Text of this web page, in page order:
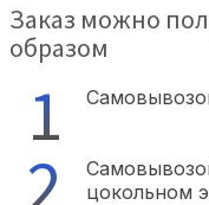
Заказ можно
образом
цокольном